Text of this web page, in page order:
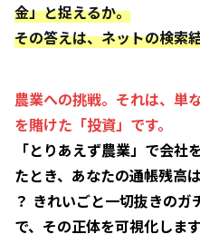
金」と捉えるか。
その答えは、ネットの検索
農業への挑戦。それは、単
を賭けた「投資」です。
「とりあえず農業」で会
たとき、あなたの通帳残高
？ きれいごと一切抜きの
で、その正体を可視化します